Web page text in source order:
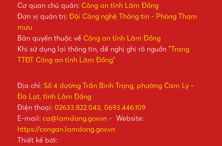
Cơ quan chủ quản: Công an tỉnh Lâm Đồng
Đơn vị quản trị: Đội Công nghệ Thông tin - Phòng Tham
mưu
Bản quyền thuộc về Công an tỉnh Lâm Đồng
Khi sử dụng lại thông tin, đề nghị ghi rõ nguồn "Trang
TTĐT Công an tỉnh Lâm Đồng"
Địa chỉ: Số 4 đường Trần Bình Trọng, phường Cam Ly -
Đà Lạt, tỉnh Lâm Đồng
Điện thoại: 02633.822.043, 0693.446.109
E-mail: ca@lamdong.gov.vn - Website:
https://congan.lamdong.gov.vn
Thiết kế bởi: